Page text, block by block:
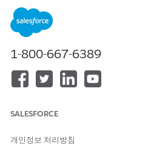
현재 타사 ID 공급업체(IDP)에서 관
않습니다.
구매자 프로필 동기화 구성
Shopper Profile Sync를 사용하
수 있습니다.
특성 매핑은 B2C Commerce와
구매자 프로필 동기화를 위한 개
1-800-667-6389
SALESFORCE
개인정보 처리방침